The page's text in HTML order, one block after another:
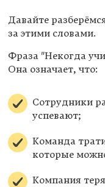
Давайте
за этими словами.
Фраза "Некогда
Она означает, что:
Сотрудники
успевают;
Команда
которые
Компания